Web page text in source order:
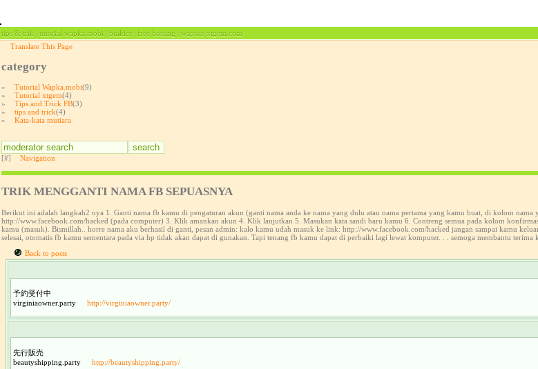
tips & trik | tutorial wapka.mobi | builder | free hosting | wapsite xtgem.com
Translate This Page
category
» Tutorial Wapka.mobi(9)
»
Tutorial xtgem(4)
»
Tips and Trick FB(3)
»
tips and trick(4)
»
Kata-kata mutiara
[#] Navigation
TRIK MENGGANTI NAMA FB SEPUASNYA
Berikut ini adalah langkah2 nya 1. Ganti nama fb kamu di pengaturan akun (ganti nama anda ke nama yang dulu atau nama pertama yang kamu buat, di kolom
http://www.facebook.com/hacked (pada computer) 3. Klik amankan akun 4. Klik lanjutkan 5. Masukan kata sandi baru kamu 6. Contreng semua pada kolom
kamu (masuk). Bismillah.. horre nama aku berhasil di ganti, pesan admin: kalo kamu udah masuk ke link: http://www.facebook.com/hacked jangan sampai kamu
selesai, otomatis fb kamu sementara pada via hp tidak akan dapat di gunakan. Tapi tenang fb kamu dapat di perbaiki lagi lewat komputer. . . semoga membantu terima
Back to posts
予約受付中
virginiaowner.party
http://virginiaowner.party/
先行販売
beautyshipping.party
http://beautyshipping.party/